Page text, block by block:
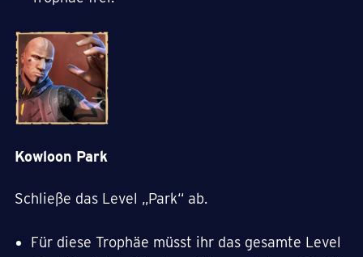
Kowloon Park
Schließe das Level „Park“ ab.
Für diese Trophäe müsst ihr das gesamte Level